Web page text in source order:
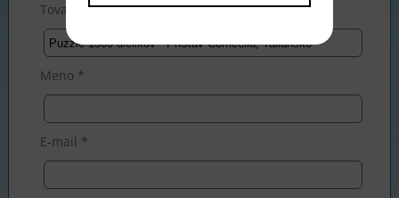
Tovar *
Meno *
E-mail *